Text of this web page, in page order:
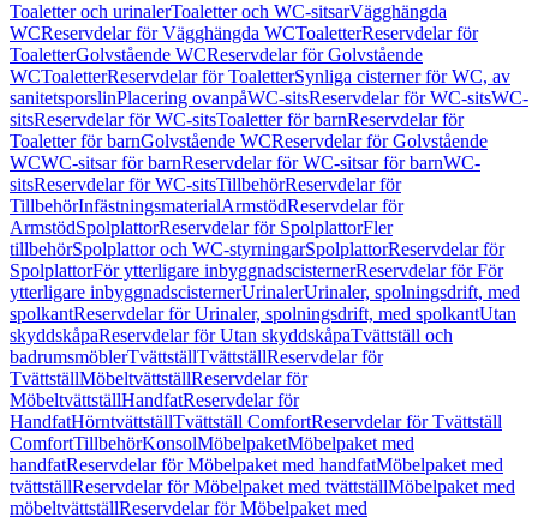
Toaletter och urinalerToaletter och WC-sitsarVägghängda
WCReservdelar för Vägghängda WCToaletterReservdelar för
ToaletterGolvstående WCReservdelar för Golvstående
WCToaletterReservdelar för ToaletterSynliga cisterner för WC, av
sanitetsporslinPlacering ovanpåWC-sitsReservdelar för WC-sitsWC-
sitsReservdelar för WC-sitsToaletter för barnReservdelar för
Toaletter för barnGolvstående WCReservdelar för Golvstående
WCWC-sitsar för barnReservdelar för WC-sitsar för barnWC-
sitsReservdelar för WC-sitsTillbehörReservdelar för
TillbehörInfästningsmaterialArmstödReservdelar för
ArmstödSpolplattorReservdelar för SpolplattorFler
tillbehörSpolplattor och WC-styrningarSpolplattorReservdelar för
SpolplattorFör ytterligare inbyggnadscisternerReservdelar för För
ytterligare inbyggnadscisternerUrinalerUrinaler, spolningsdrift, med
spolkantReservdelar för Urinaler, spolningsdrift, med spolkantUtan
skyddskåpaReservdelar för Utan skyddskåpaTvättställ och
badrumsmöblerTvättställTvättställReservdelar för
TvättställMöbeltvättställReservdelar för
MöbeltvättställHandfatReservdelar för
HandfatHörntvättställTvättställ ComfortReservdelar för Tvättställ
ComfortTillbehörKonsolMöbelpaketMöbelpaket med
handfatReservdelar för Möbelpaket med handfatMöbelpaket med
tvättställReservdelar för Möbelpaket med tvättställMöbelpaket med
möbeltvättställReservdelar för Möbelpaket med